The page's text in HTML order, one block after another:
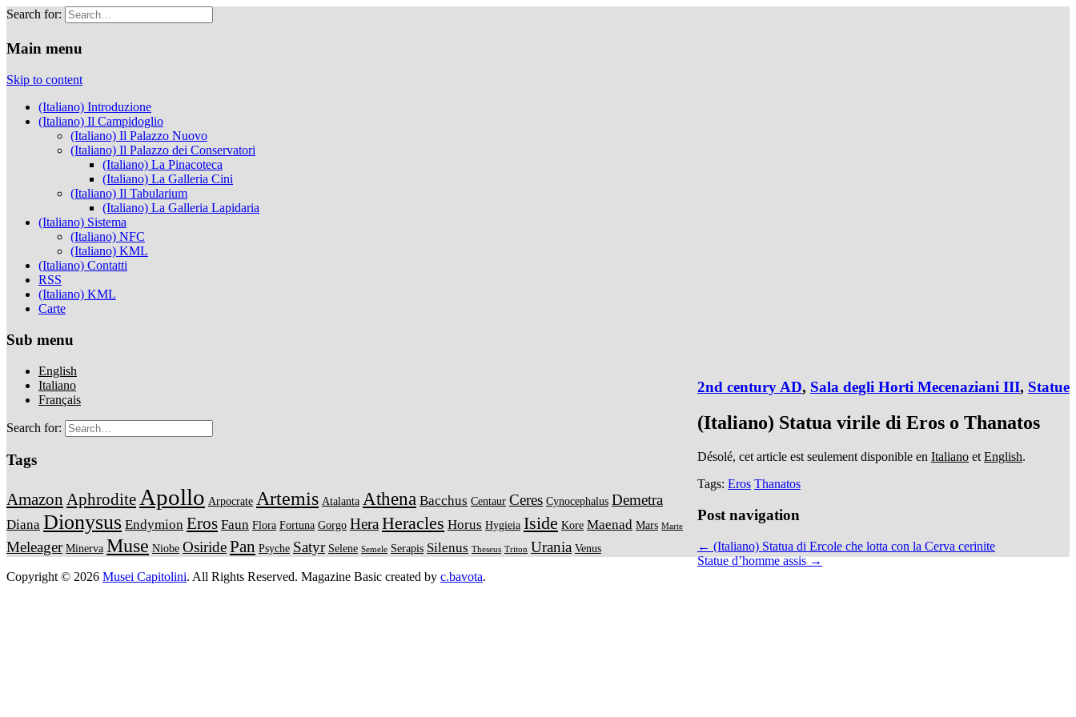
Search for:
Musei Capitolini
Main menu
Skip to content
(Italiano) Introduzione
(Italiano) Il Campidoglio
(Italiano) Il Palazzo Nuovo
(Italiano) Il Palazzo dei Conservatori
(Italiano) La Pinacoteca
(Italiano) La Galleria Cini
(Italiano) Il Tabularium
(Italiano) La Galleria Lapidaria
(Italiano) Sistema
(Italiano) NFC
(Italiano) KML
(Italiano) Contatti
RSS
(Italiano) KML
Carte
Sub menu
2nd century AD, Sala degli Horti Mecenaziani III, Statue
(Italiano) Statua virile di Eros o Thanatos
Désolé, cet article est seulement disponible en Italiano et English.
Tags: Eros Thanatos
Post navigation
← (Italiano) Statua di Ercole che lotta con la Cerva cerinite
Statue d’homme assis →
English
Italiano
Français
Search for:
Tags
Amazon Aphrodite Apollo Arpocrate Artemis Atalanta Athena Bacchus Centaur Ceres Cynocephalus Demetra
Diana Dionysus Endymion Eros Faun Flora Fortuna Gorgo Hera Heracles Horus Hygieia Iside Kore Maenad Mars Marte
Meleager Minerva Muse Niobe OsiridePan Psyche Satyr Selene Semele Serapis Silenus Theseus Triton Urania Venus
Copyright © 2026 Musei Capitolini. All Rights Reserved. Magazine Basic created by c.bavota.